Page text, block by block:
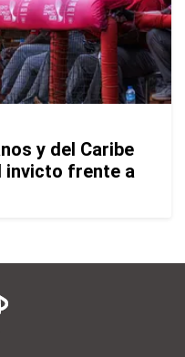
y del Caribe
invicto frente a